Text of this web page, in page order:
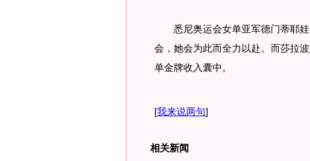
悉尼奥运会女单亚军德门蒂耶娃
会，她会为此而全力以赴。而莎拉
单金牌收入囊中。
[我来说两句]
相关新闻